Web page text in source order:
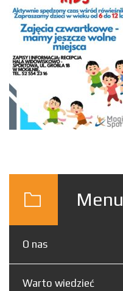
Menu
O nas
Warto wiedzieć